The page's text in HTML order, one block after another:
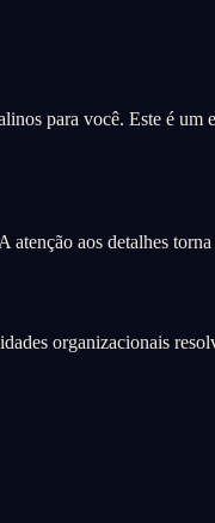
para você. Este é um
aos detalhes torna
organizacionais